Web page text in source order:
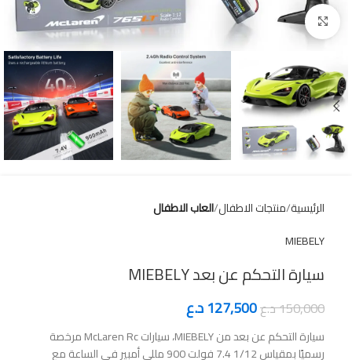
Click to enlarge
الرئيسية منتجات الاطفال العاب الاطفال
MIEBELY
سيارة التحكم عن بعد MIEBELY
150,000د.ع127,500د.ع
سيارة التحكم عن بعد من MIEBELY، سيارات McLaren Rc مرخصة
رسميًا بمقياس 1/12 7.4 فولت 900 مللي أمبير في الساعة مع